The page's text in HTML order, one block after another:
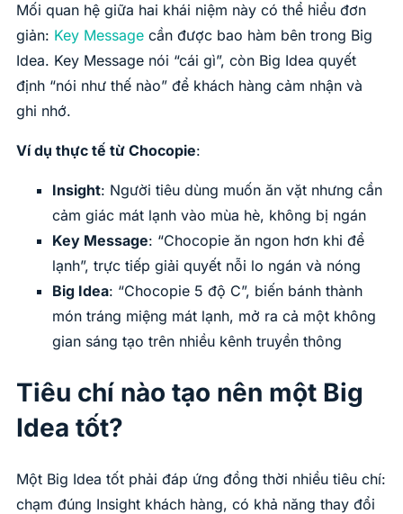
Mối quan hệ giữa hai khái niệm này có thể hiểu đơn
giản: Key Message cần được bao hàm bên trong Big
Idea. Key Message nói “cái gì”, còn Big Idea quyết
định “nói như thế nào” để khách hàng cảm nhận và
ghi nhớ.
Ví dụ thực tế từ Chocopie:
Insight: Người tiêu dùng muốn ăn vặt nhưng cần
cảm giác mát lạnh vào mùa hè, không bị ngán
Key Message: “Chocopie ăn ngon hơn khi để
lạnh”, trực tiếp giải quyết nỗi lo ngán và nóng
Big Idea: “Chocopie 5 độ C”, biến bánh thành
món tráng miệng mát lạnh, mở ra cả một không
gian sáng tạo trên nhiều kênh truyền thông
Tiêu chí nào tạo nên một Big
Idea tốt?
Một Big Idea tốt phải đáp ứng đồng thời nhiều tiêu chí:
chạm đúng Insight khách hàng, có khả năng thay đổi